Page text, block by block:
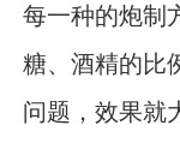
每一种的炮制
糖、酒精的比
问题，效果就